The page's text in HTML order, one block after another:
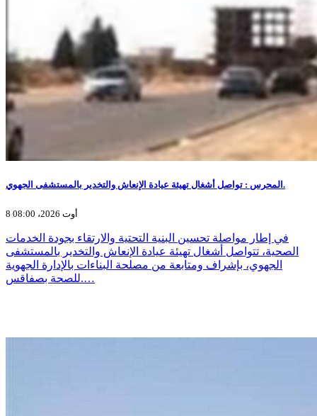
المحرس : تواصل أشغال تهيئة عيادة الإنعاش والتخدير بالمستشفى الجهوي.
8 أوت 2026، 08:00
في إطار مواصلة تحسين البنية التحتية والارتقاء بجودة الخدمات
الصحية، تتواصل أشغال تهيئة عيادة الإنعاش والتخدير بالمستشفى
الجهوي، بإشراف ومتابعة من مصلحة البناءات بالإدارة الجهوية
للصحة بصفاقس.…